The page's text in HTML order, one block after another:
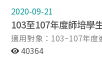
妥，經實地學習單位核章
中心課程組辦理認證。
2020-09-21
103至107年度師培學
適用對象：103~107年度進入師
地學習實施辦法(請見附件)
40364